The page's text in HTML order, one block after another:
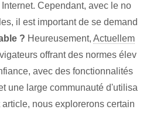
Cependant, avec le no
il est important de se demand
? Heureusement, Actuellem
offrant des normes élev
avec des fonctionnalités
une large communauté d'utilisa
nous explorerons certain